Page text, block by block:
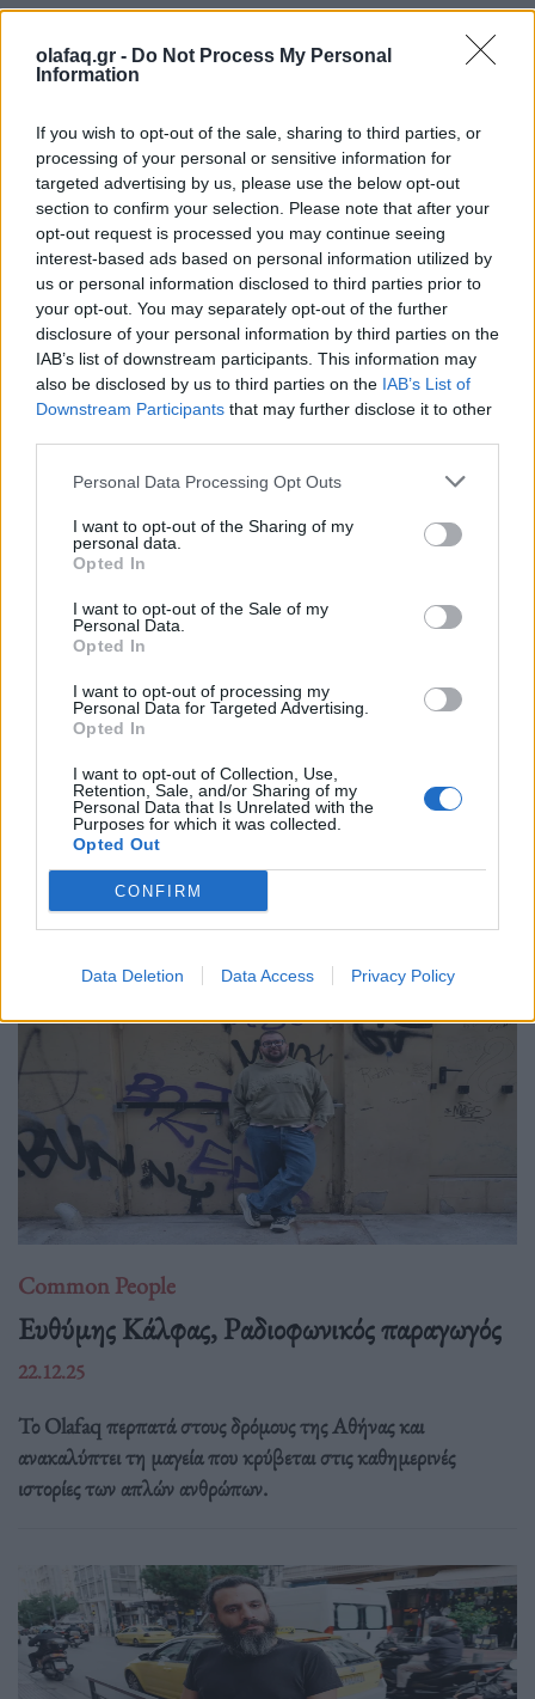
olafaq.gr - Do Not Process My Personal
Information
If you wish to opt-out of the sale, sharing to third parties, or
processing of your personal or sensitive information for
targeted advertising by us, please use the below opt-out
section to confirm your selection. Please note that after your
opt-out request is processed you may continue seeing
interest-based ads based on personal information utilized by
us or personal information disclosed to third parties prior to
your opt-out. You may separately opt-out of the further
disclosure of your personal information by third parties on the
IAB’s list of downstream participants. This information may
also be disclosed by us to third parties on the IAB’s List of
Downstream Participants that may further disclose it to other
Personal Data Processing Opt Outs
I want to opt-out of the Sharing of my
personal data.
Opted In
I want to opt-out of the Sale of my
Personal Data.
Opted In
I want to opt-out of processing my
Personal Data for Targeted Advertising.
Opted In
I want to opt-out of Collection, Use,
Retention, Sale, and/or Sharing of my
Personal Data that Is Unrelated with the
Purposes for which it was collected.
Opted Out
CONFIRM
Data Deletion Data Access Privacy Policy
Διαβάστε περισσότερα
Δημοσιεύθηκε σε Common People |Tagged Common People
Γιώργος Αγγελίδης,Εκδόσεις Bell,Συγγραφέας
Δείτε επίσης
Common People
Αλίκη Ανδρειωμένου, Ηθοποιός
07.05.26
Το Olafaq περπατά στους δρόμους της Αθήνας και
ανακαλύπτει τη μαγεία που κρύβεται στις καθημερινές
ιστορίες των απλών ανθρώπων.
Common People
Ευθύμης Κάλφας, Ραδιοφωνικός παραγωγός
22.12.25
Το Olafaq περπατά στους δρόμους της Αθήνας και
ανακαλύπτει τη μαγεία που κρύβεται στις καθημερινές
ιστορίες των απλών ανθρώπων.